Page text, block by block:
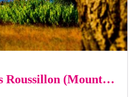
Die Gärten des Roussillon (Mountainbike)